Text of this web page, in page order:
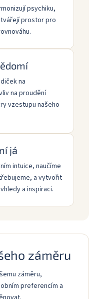
psychiku,
prostor pro
na
na proudění
vzestupu našeho
já
intuice, naučíme
a vytvořit
a inspiraci.
záměru
záměru,
preferencím a